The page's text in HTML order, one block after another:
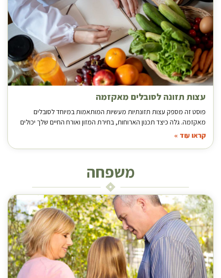
עצות תזונה לסובלים מאקזמה
פוסט זה מספק עצות תזונתיות מעשיות המותאמות במיוחד לסובלים
מאקזמה. גלה כיצד תכנון הארוחות, בחירת המזון ואורח החיים שלך יכולים
קראו עוד »
משפחה